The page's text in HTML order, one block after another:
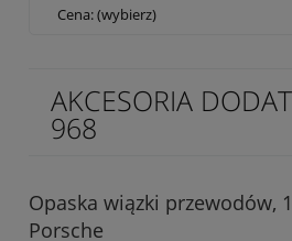
Cena: (wybierz)
AKCESORIA
968
Opaska wiązki przewodów,
Porsche